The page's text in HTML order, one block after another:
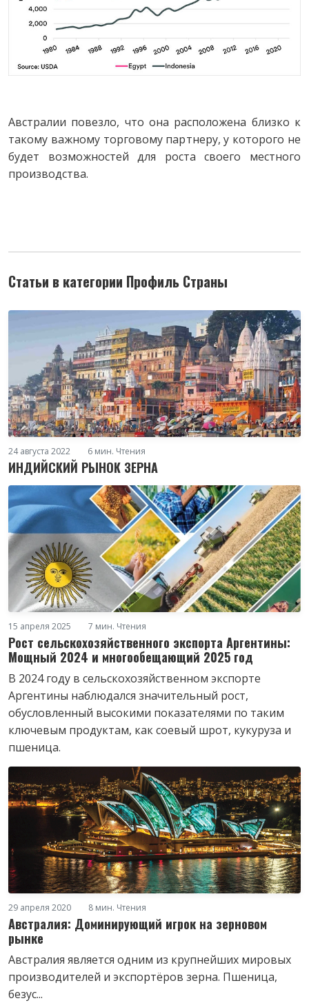
Австралии повезло, что она расположена близко к
такому важному торговому партнеру, у которого не
будет возможностей для роста своего местного
производства.
Статьи в категории Профиль Страны
24 августа 2022 6 мин. Чтения
ИНДИЙСКИЙ РЫНОК ЗЕРНА
15 апреля 2025 7 мин. Чтения
Рост сельскохозяйственного экспорта Аргентины:
Мощный 2024 и многообещающий 2025 год
В 2024 году в сельскохозяйственном экспорте
Аргентины наблюдался значительный рост,
обусловленный высокими показателями по таким
ключевым продуктам, как соевый шрот, кукуруза и
пшеница.
29 апреля 2020 8 мин. Чтения
Австралия: Доминирующий игрок на зерновом
рынке
Австралия является одним из крупнейших мировых
производителей и экспортёров зерна. Пшеница,
безус...